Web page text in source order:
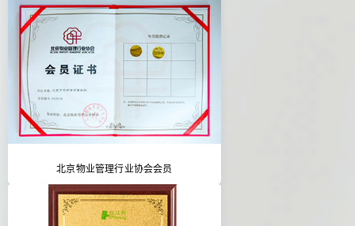
北京物业管理行业协会会员